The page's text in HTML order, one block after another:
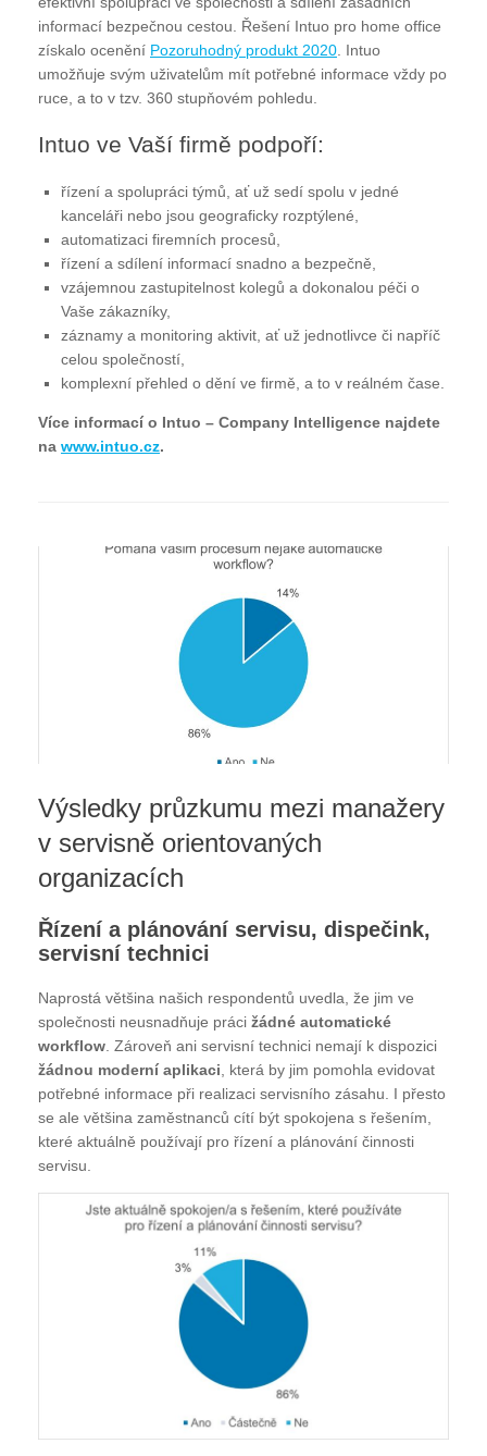
informací bezpečnou cestou. Řešení Intuo pro home office
získalo ocenění Pozoruhodný produkt 2020 . Intuo
umožňuje svým uživatelům mít potřebné informace vždy po
ruce, a to v tzv. 360 stupňovém pohledu.
Intuo ve Vaší firmě podpoří:
řízení a spolupráci týmů, ať už sedí spolu v jedné
kanceláři nebo jsou geograficky rozptýlené,
automatizaci firemních procesů,
řízení a sdílení informací snadno a bezpečně,
vzájemnou zastupitelnost kolegů a dokonalou péči o
Vaše zákazníky,
záznamy a monitoring aktivit, ať už jednotlivce či napříč
celou společností,
komplexní přehled o dění ve firmě, a to v reálném čase.
Více informací o Intuo – Company Intelligence najdete
na www.intuo.cz.
Výsledky průzkumu mezi manažery
v servisně orientovaných
organizacích
Řízení a plánování servisu, dispečink,
servisní technici
Naprostá většina našich respondentů uvedla, že jim ve
společnosti neusnadňuje práci žádné automatické
workflow . Zároveň ani servisní technici nemají k dispozici
žádnou moderní aplikaci , která by jim pomohla evidovat
potřebné informace při realizaci servisního zásahu. I přesto
se ale většina zaměstnanců cítí být spokojena s řešením,
které aktuálně používají pro řízení a plánování činnosti
servisu.